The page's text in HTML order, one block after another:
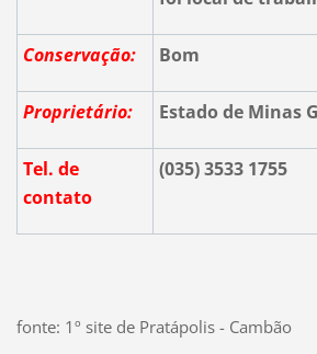
Conservação: Bom
Proprietário: Estado de Minas
Tel. de
contato
(035) 3533 1755
fonte: 1º site de Pratápolis - Cambão